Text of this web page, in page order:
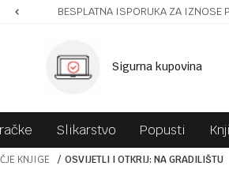
BESPLATNA ISPORUKA ZA IZNOSE
Sigurna kupovina
Slikarstvo Popusti
KNJIGE OSVIJETLI I OTKRIJ: NA GRADILIŠTU